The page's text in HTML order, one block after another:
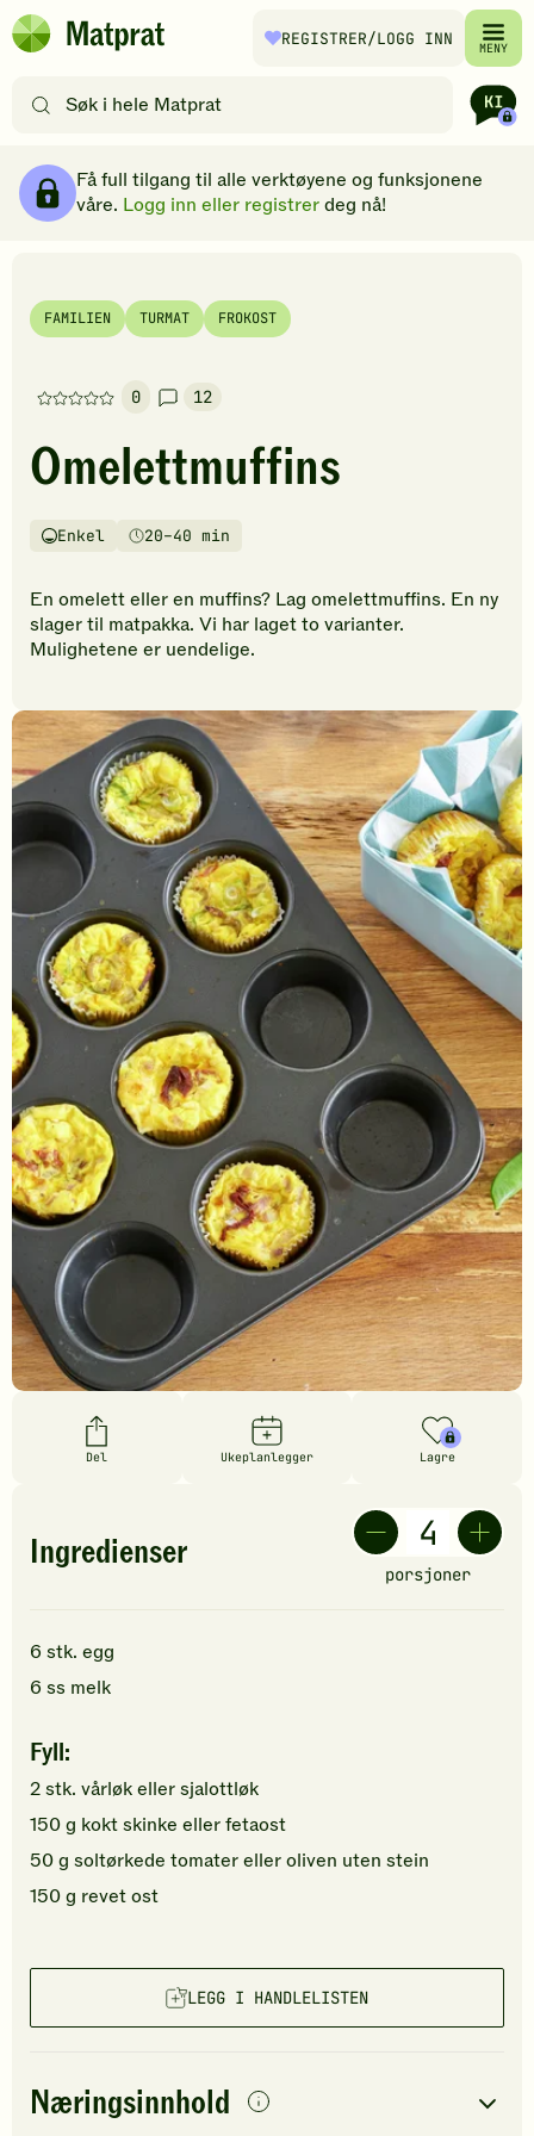
Hopp til hovedinnhold
Matprat
REGISTRER/LOGG INN MENY
etter
filtre
Få full tilgang til alle verktøyene og funksjonene
våre. Logg inn eller registrerdeg nå!
FAMILIEN TURMAT FROKOST
0
Denne
har
foreløpig
vurderinger.
den
første
til
denne
oppskriften.
12
Omelettmuffins
Vanskelighetsgrad
Enkel
Tilberedningstid20–40 min
En omelett eller en muffins? Lag omelettmuffins. En ny
slager til matpakka. Vi har laget to varianter.
Mulighetene er uendelige.
Del Ukeplanlegger Lagre
Ingredienser
porsjoner
6 stk. egg
6 ss melk
Fyll:
2stk. vårløkeller sjalottløk
150g kokt skinke eller fetaost
50g soltørkede tomatereller oliven uten stein
150g revet ost
LEGG I HANDLELISTEN
Næringsinnhold